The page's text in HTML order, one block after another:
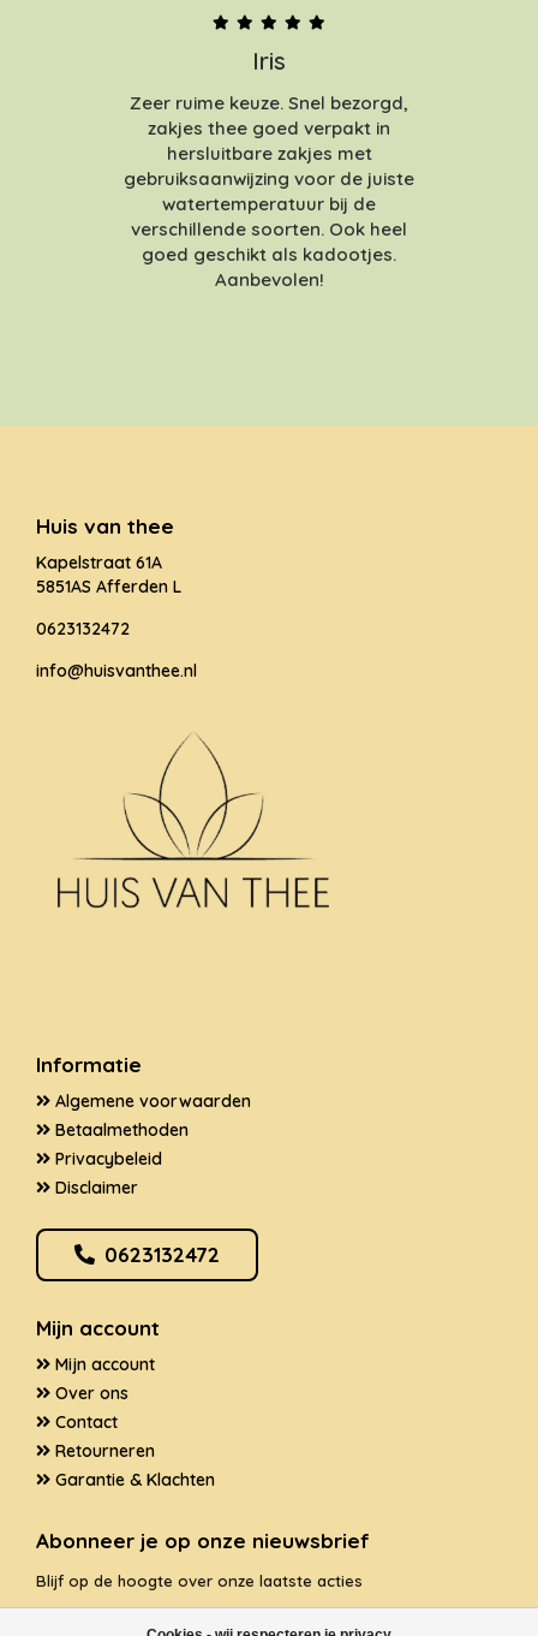
Iris
Zeer ruime keuze. Snel bezorgd,
zakjes thee goed verpakt in
hersluitbare zakjes met
gebruiksaanwijzing voor de juiste
watertemperatuur bij de
verschillende soorten. Ook heel
goed geschikt als kadootjes.
Aanbevolen!
Huis van thee
Kapelstraat 61A
5851AS Afferden L
0623132472
info@huisvanthee.nl
Informatie
Algemene voorwaarden
Betaalmethoden
Privacybeleid
Disclaimer
0623132472
Mijn account
Mijn account
Over ons
Contact
Retourneren
Garantie & Klachten
Abonneer je op onze nieuwsbrief
Blijf op de hoogte over onze laatste acties